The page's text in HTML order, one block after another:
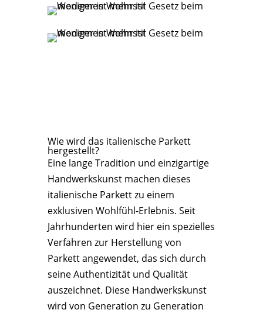
Wie wird das italienische Parkett
hergestellt?
Eine lange Tradition und einzigartige
Handwerkskunst machen dieses
italienische Parkett zu einem
exklusiven Wohlfühl-Erlebnis. Seit
Jahrhunderten wird hier ein spezielles
Verfahren zur Herstellung von
Parkett angewendet, das sich durch
seine Authentizität und Qualität
auszeichnet. Diese Handwerkskunst
wird von Generation zu Generation